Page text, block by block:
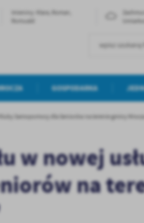
GOSPODARKA
Samopomocy dla Seniorów na terenie gminy
w nowej
na